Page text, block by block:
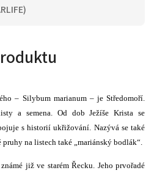
– Silybum marianum – je Středomoří.
a semena. Od dob Ježíše Krista se
s historií ukřižování. Nazývá se také
na listech také „mariánský bodlák“.
již ve starém Řecku. Jeho prvořadé